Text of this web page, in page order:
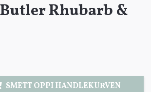
Rhubarb &
SMETT OPPI HANDLEKURVEN